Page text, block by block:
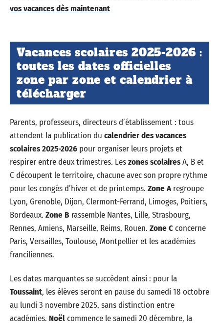
vos vacances dès maintenant
Vacances scolaires 2025-2026 :
toutes les dates officielles
zone par zone et calendrier à
télécharger
Parents, professeurs, directeurs d’établissement : tous
attendent la publication du calendrier des vacances
scolaires 2025-2026 pour organiser leurs projets et
respirer entre deux trimestres. Leszones scolairesA, B et
C découpent le territoire, chacune avec son propre rythme
pour les congés d’hiver et de printemps. Zone Aregroupe
Lyon, Grenoble, Dijon, Clermont-Ferrand, Limoges, Poitiers,
Bordeaux. Zone B rassemble Nantes, Lille, Strasbourg,
Rennes, Amiens, Marseille, Reims, Rouen. Zone Cconcerne
Paris, Versailles, Toulouse, Montpellier et les académies
franciliennes.
Les dates marquantes se succèdent ainsi : pour la
Toussaint, les élèves seront en pause du samedi 18 octobre
au lundi 3 novembre 2025, sans distinction entre
académies. Noëlcommence le samedi 20 décembre, la